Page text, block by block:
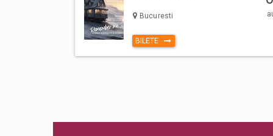
sa respecte Regulile de participare si acces la eveniment,
ului Bilete.ro
Taxa administrare - 2%
Taxa procesare - 2 lei
Un bilet este valabil pentru o singura persoana. Toti
Va rugam sa respectati orele de acces in sala de
Bucuresti
BILETE